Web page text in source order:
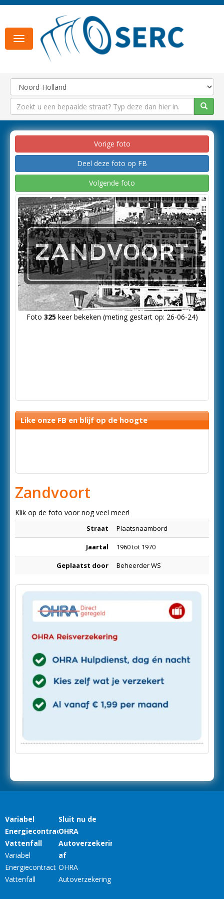
Toggle
navigation
Vorige foto
Deel deze foto op FB
Volgende foto
Foto 325keer bekeken (meting gestart op: 26-06-24)
Like onze FB en blijf op de hoogte
Zandvoort
Klik op de foto voor nog veel meer!
Straat Plaatsnaambord
Jaartal 1960 tot 1970
Geplaatst door Beheerder WS